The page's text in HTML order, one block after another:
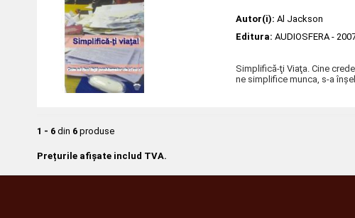
Autor(i): Al Jackson
Editura: AUDIOSFERA -
Simplifică-ţi Viaţa. Cine
ne simplifice munca, s-a
1 - 6 din 6 produse
Prețurile afișate includ TVA.